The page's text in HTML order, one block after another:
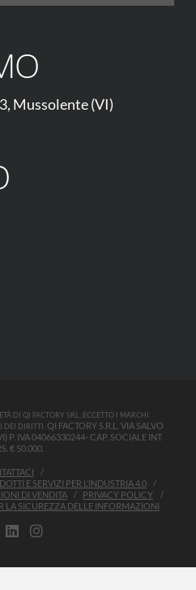
Mussolente (VI)
DI QI FACTORY SRL, ECCETTO I MARCHI
DEI DIRITTI. QI FACTORY S.R.L. VIA SALVO
P. IVA 04066330244- CAP. SOCIALE INT.
€ 50.000.
E SERVIZI PER L’INDUSTRIA 4.0
DI VENDITA
PRIVACY POLICY
LA SICUREZZA DELLE INFORMAZIONI